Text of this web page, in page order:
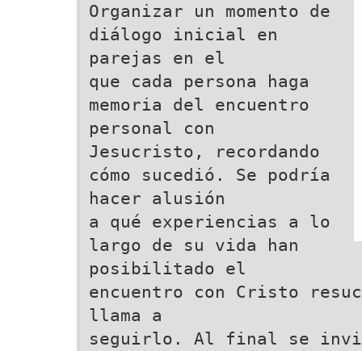
Organizar un momento de
diálogo inicial en
parejas en el
que cada persona haga
memoria del encuentro
personal con
Jesucristo, recordando
cómo sucedió. Se podría
hacer alusión
a qué experiencias a lo
largo de su vida han
posibilitado el
encuentro con Cristo
llama a
seguirlo. Al final se